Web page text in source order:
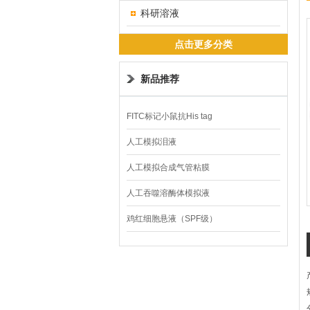
科研溶液
点击更多分类
新品推荐
FITC标记小鼠抗His tag
人工模拟泪液
人工模拟合成气管粘膜
人工吞噬溶酶体模拟液
鸡红细胞悬液（SPF级）